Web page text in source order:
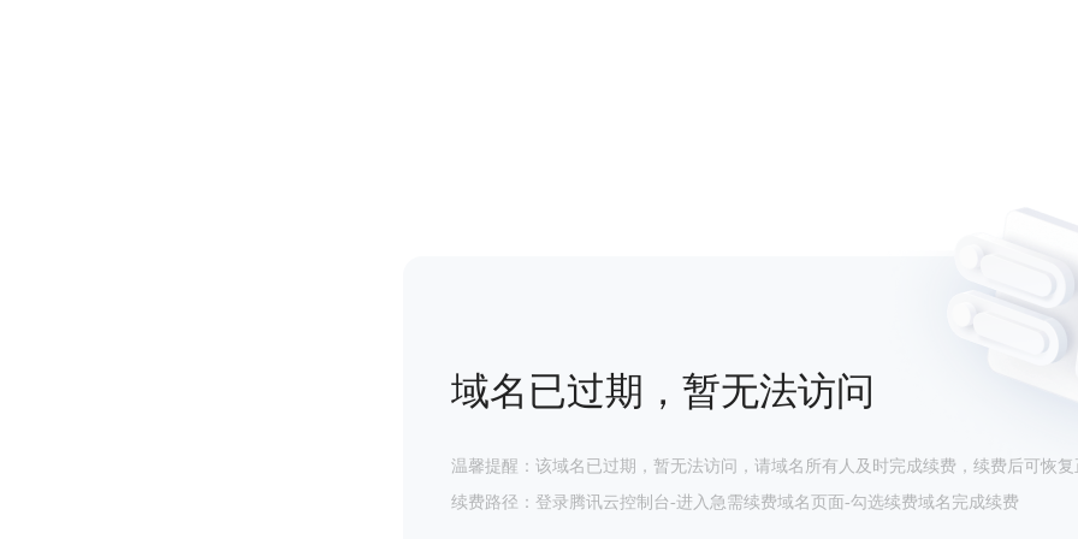
域名已过期，暂无法访问
温馨提醒：该域名已过期，暂无法访问，请域名所有人及时完成续费，续费后可恢复
续费路径：登录腾讯云控制台-进入急需续费域名页面-勾选续费域名完成续费